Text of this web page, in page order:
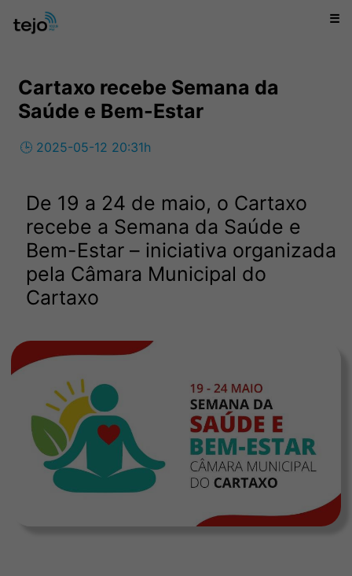
☰
Cartaxo recebe Semana da
Saúde e Bem-Estar
🕒 2025-05-12 20:31h
De 19 a 24 de maio, o Cartaxo
recebe a Semana da Saúde e
Bem-Estar – iniciativa organizada
pela Câmara Municipal do
Cartaxo